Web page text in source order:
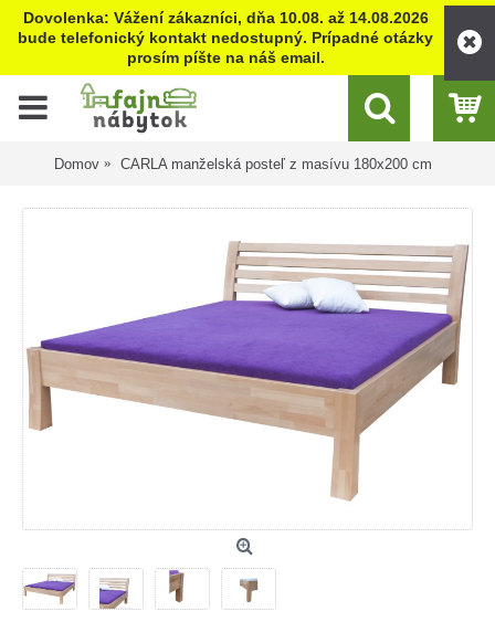
Dovolenka: Vážení zákazníci, dňa 10.08. až 14.08.2026
bude telefonický kontakt nedostupný. Prípadné otázky
prosím píšte na náš email.
Domov CARLA manželská posteľ z masívu 180x200 cm